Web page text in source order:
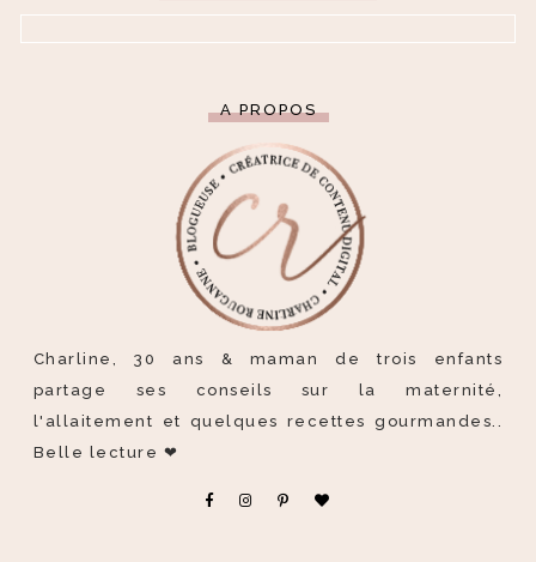
A PROPOS
Charline, 30 ans & maman de trois enfants
partage ses conseils sur la maternité,
l'allaitement et quelques recettes gourmandes..
Belle lecture ❤